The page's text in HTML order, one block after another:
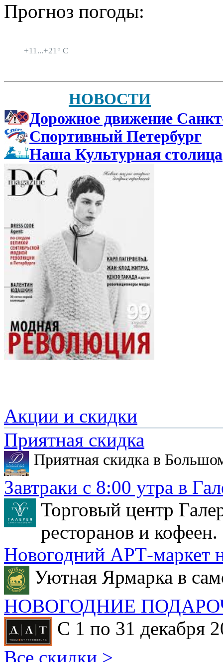
Прогноз погоды:
+11...+21° C
НОВОСТИ
Дорожное движение
Спортивный Петербург
Наша Культурная столица
Акции и скидки
Приятная скидка
Приятная скидка в
Завтраки с 8:00 утра в
Торговый центр
ресторанов и кофеен.
Новогодний АРТ-маркет
Уютная Ярмарка в
НОВОГОДНИЕ
С 1 по 31 декабря
Все скидки >